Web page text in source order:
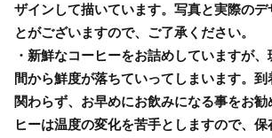
ザインして描いています。写真と実際のデ
とがございますので、ご了承ください。
・新鮮なコーヒーをお詰めしていますが
間から鮮度が落ちていってしまいます。
関わらず、お早めにお飲みになる事をお
ヒーは温度の変化を苦手としますので、